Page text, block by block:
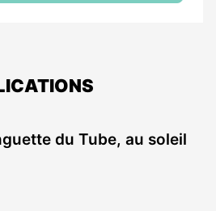
du Tube, au soleil